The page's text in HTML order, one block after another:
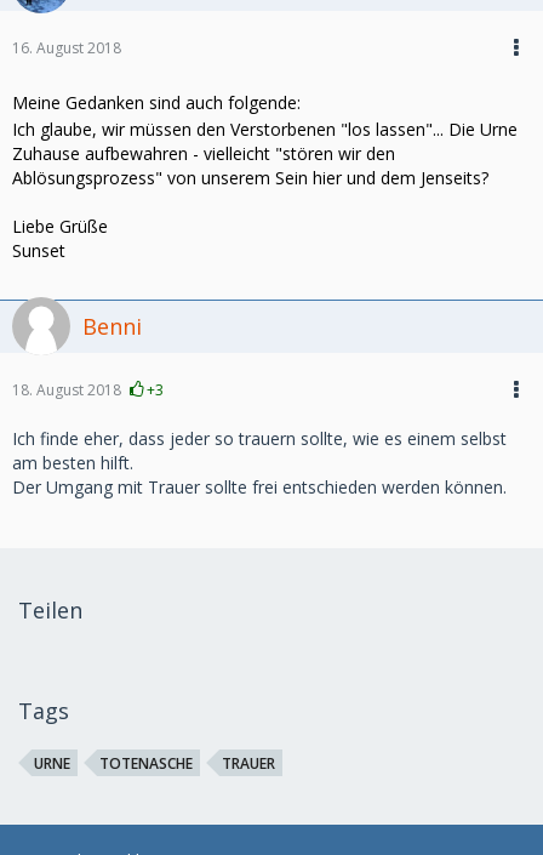
16. August 2018
Meine Gedanken sind auch folgende:
Ich glaube, wir müssen den Verstorbenen "los lassen"... Die Urne
Zuhause aufbewahren - vielleicht "stören wir den
Ablösungsprozess" von unserem Sein hier und dem Jenseits?
Liebe Grüße
Sunset
Benni
18. August 2018 +3
Ich finde eher, dass jeder so trauern sollte, wie es einem selbst
am besten hilft.
Der Umgang mit Trauer sollte frei entschieden werden können.
Teilen
Tags
URNE TOTENASCHE TRAUER